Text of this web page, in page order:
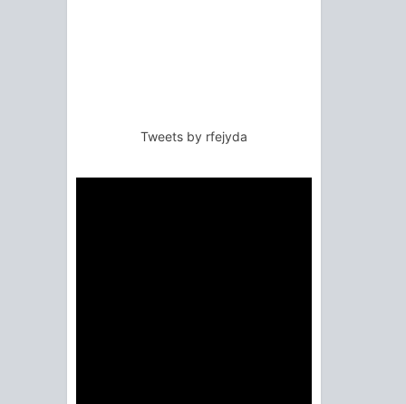
Tweets by rfejyda